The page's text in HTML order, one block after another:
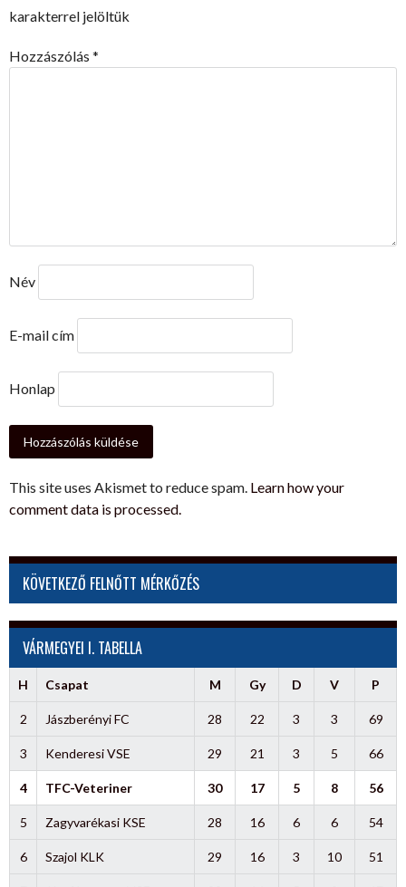
karakterrel jelöltük
Hozzászólás *
Név
E-mail cím
Honlap
This site uses Akismet to reduce spam. Learn how your
comment data is processed.
KÖVETKEZŐ FELNŐTT MÉRKŐZÉS
VÁRMEGYEI I. TABELLA
H Csapat M Gy D V P
2 Jászberényi FC 28 22 3 3 69
3 Kenderesi VSE 29 21 3 5 66
4 TFC-Veteriner 30 17 5 8 56
5 Zagyvarékasi KSE 28 16 6 6 54
6 Szajol KLK 29 16 3 10 51